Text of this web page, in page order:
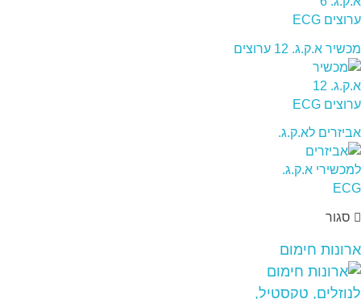
מכשיר א.ק.ג. 12 ערוצים
אביזרים לא.ק.ג.
סגור
ארונות חימום